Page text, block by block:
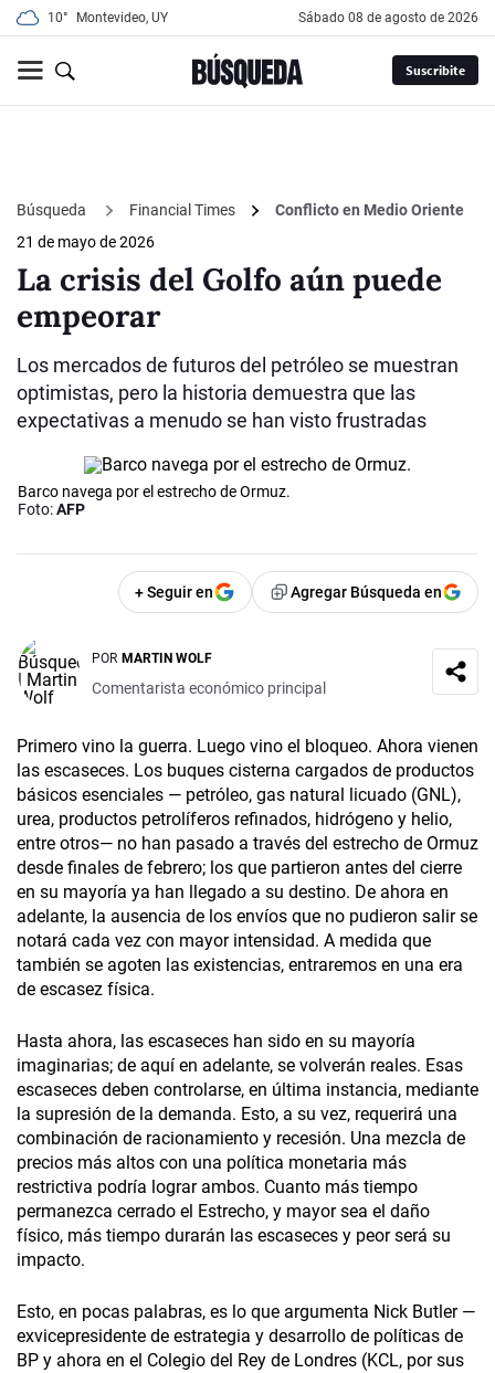
10° Montevideo, UY sábado 08 de agosto de 2026
Suscribite
Búsqueda Financial Times
Conflicto en Medio Oriente
21 de mayo de 2026
La crisis del Golfo aún puede
empeorar
Los mercados de futuros del petróleo se muestran
optimistas, pero la historia demuestra que las
expectativas a menudo se han visto frustradas
Barco navega por el estrecho de Ormuz.
Foto:AFP
+ Seguir en Agregar Búsqueda en
POR MARTIN WOLF
Comentarista económico principal
Primero vino la guerra. Luego vino el bloqueo. Ahora vienen
las escaseces. Los buques cisterna cargados de productos
básicos esenciales — petróleo, gas natural licuado (GNL),
urea, productos petrolíferos refinados, hidrógeno y helio,
entre otros— no han pasado a través del estrecho de Ormuz
desde finales de febrero; los que partieron antes del cierre
en su mayoría ya han llegado a su destino. De ahora en
adelante, la ausencia de los envíos que no pudieron salir se
notará cada vez con mayor intensidad. A medida que
también se agoten las existencias, entraremos en una era
de escasez física.
Hasta ahora, las escaseces han sido en su mayoría
imaginarias; de aquí en adelante, se volverán reales. Esas
escaseces deben controlarse, en última instancia, mediante
la supresión de la demanda. Esto, a su vez, requerirá una
combinación de racionamiento y recesión. Una mezcla de
precios más altos con una política monetaria más
restrictiva podría lograr ambos. Cuanto más tiempo
permanezca cerrado el Estrecho, y mayor sea el daño
físico, más tiempo durarán las escaseces y peor será su
impacto.
Esto, en pocas palabras, es lo que argumenta Nick Butler —
exvicepresidente de estrategia y desarrollo de políticas de
BP y ahora en el Colegio del Rey de Londres (KCL, por sus